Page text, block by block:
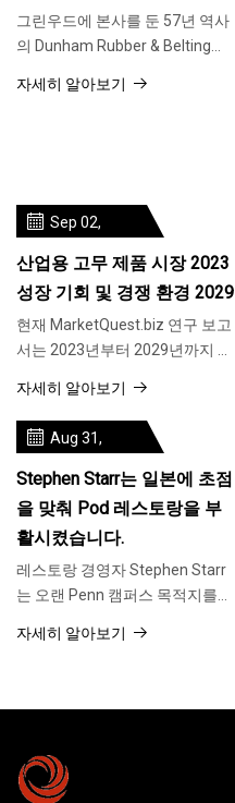
그린우드에 본사를 둔 57년 역사
의 Dunham Rubber & Belting
사를 둔 Belt Power LLC에 인수되
자세히 알아보기
Sep 02,
산업용 고무 제품 시장 2023
성장 기회 및 경쟁 환경 2029
현재 MarketQuest.biz 연구 보고
서는 2023년부터 2029년까지 산
계 성장을 주도할 요인에 중점을
두고 있습니다. 보고서를 효율적
으로
자세히 알아보기
Aug 31,
Stephen Starr는 일본에 초점
을 맞춰 Pod 레스토랑을 부
활시켰습니다.
레스토랑 경영자 Stephen Starr
는 오랜 Penn 캠퍼스 목적지를
한 지 1년 반 만에 Pod를 복원했
자세히 알아보기